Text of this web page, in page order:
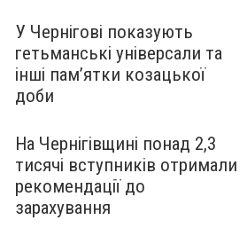
У Чернігові показують
гетьманські універсали та
інші пам’ятки козацької
доби
На Чернігівщині понад 2,3
тисячі вступників отримали
рекомендації до
зарахування